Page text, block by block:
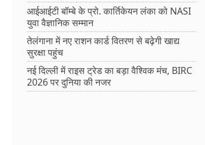
आईआईटी बॉम्बे के प्रो. कार्तिकेयन लंका को NASI
युवा वैज्ञानिक सम्मान
तेलंगाना में नए राशन कार्ड वितरण से बढ़ेगी खाद्य
सुरक्षा पहुंच
नई दिल्ली में राइस ट्रेड का बड़ा वैश्विक मंच, BIRC
2026 पर दुनिया की नजर